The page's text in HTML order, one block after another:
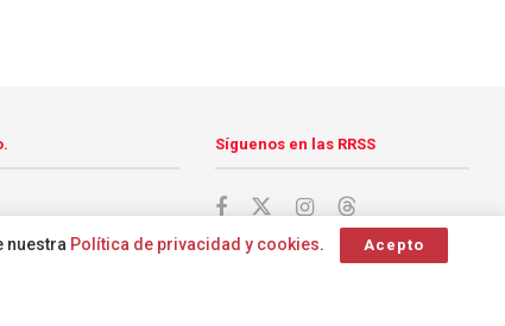
Síguenos en las RRSS
nuestra Política de privacidad y cookies. Acepto